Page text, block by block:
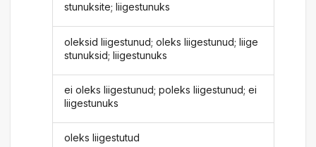
stunuksite; liigestunuks
oleksid liigestunud; oleks liigestunud; liige
stunuksid; liigestunuks
ei oleks liigestunud; poleks liigestunud; ei
liigestunuks
oleks liigestutud